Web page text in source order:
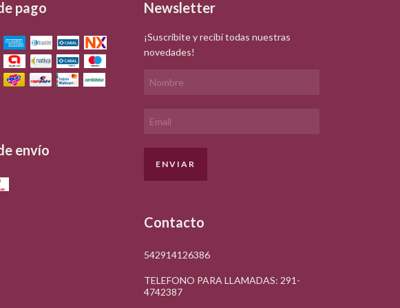
pago
envío
Newsletter
¡Suscribite y recibí todas nuestras
novedades!
Contacto
542914126386
TELEFONO PARA LLAMADAS: 291-
4742387